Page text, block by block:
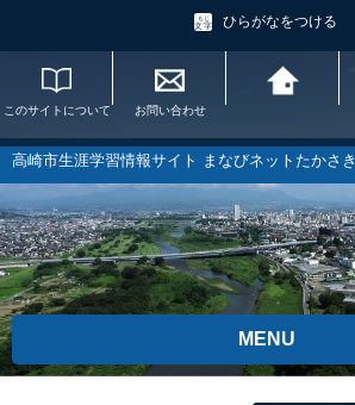
ひらがなをつける
このサイトについて お問い合わせ
たかさきへ戻る
高崎市生涯学習情報サイト まなびネットたかさき
MENU